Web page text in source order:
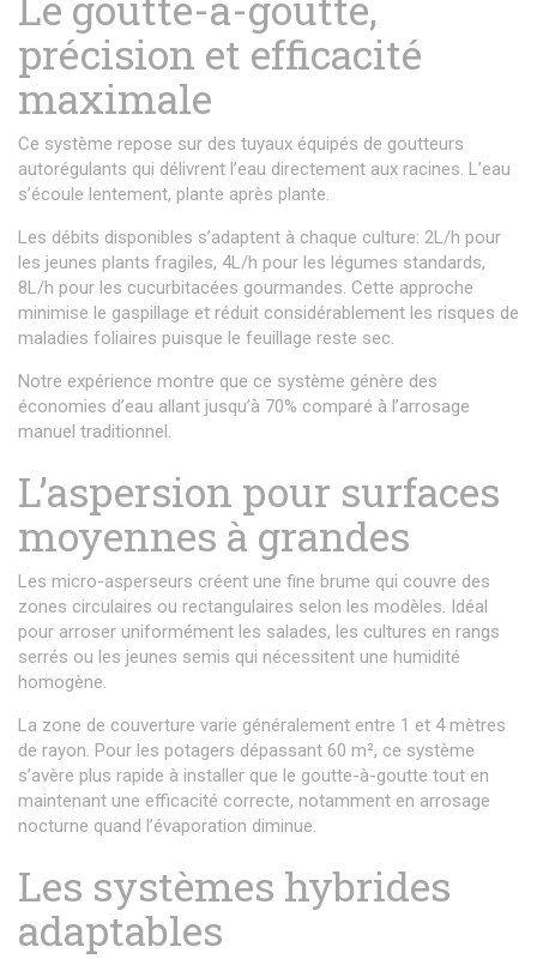
précision et efficacité
maximale
Ce système repose sur des tuyaux équipés de goutteurs
autorégulants qui délivrent l’eau directement aux racines. L’eau
s’écoule lentement, plante après plante.
Les débits disponibles s’adaptent à chaque culture: 2L/h pour
les jeunes plants fragiles, 4L/h pour les légumes standards,
8L/h pour les cucurbitacées gourmandes. Cette approche
minimise le gaspillage et réduit considérablement les risques de
maladies foliaires puisque le feuillage reste sec.
Notre expérience montre que ce système génère des
économies d’eau allant jusqu’à 70% comparé à l’arrosage
manuel traditionnel.
L’aspersion pour surfaces
moyennes à grandes
Les micro-asperseurs créent une fine brume qui couvre des
zones circulaires ou rectangulaires selon les modèles. Idéal
pour arroser uniformément les salades, les cultures en rangs
serrés ou les jeunes semis qui nécessitent une humidité
homogène.
La zone de couverture varie généralement entre 1 et 4 mètres
de rayon. Pour les potagers dépassant 60 m², ce système
s’avère plus rapide à installer que le goutte-à-goutte tout en
maintenant une efficacité correcte, notamment en arrosage
nocturne quand l’évaporation diminue.
Les systèmes hybrides
adaptables